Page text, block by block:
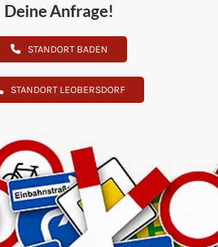
Deine Anfrage!
STANDORT BADEN
STANDORT LEOBERSDORF